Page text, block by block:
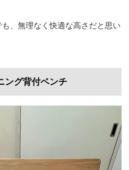
、無理なく快適な高さだと思い
ング背付ベンチ